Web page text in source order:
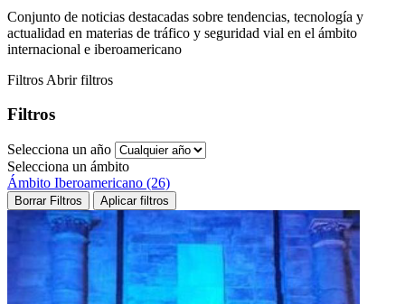
Conjunto de noticias destacadas sobre tendencias, tecnología y
actualidad en materias de tráfico y seguridad vial en el ámbito
internacional e iberoamericano
Filtros Abrir filtros
Filtros
Selecciona un año
Selecciona un ámbito
Ámbito Iberoamericano (26)
Borrar Filtros Aplicar filtros